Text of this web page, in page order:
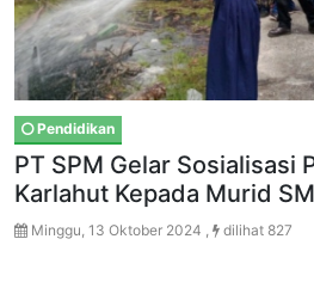
Pendidikan
PT SPM Gelar Sosialisasi
Karlahut Kepada Murid
Minggu, 13 Oktober 2024 , dilihat 827